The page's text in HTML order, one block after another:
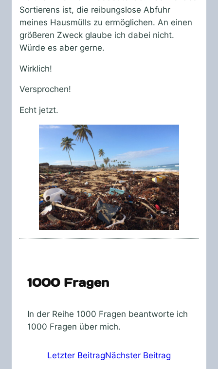
Sortierens ist, die reibungslose Abfuhr
meines Hausmülls zu ermöglichen. An einen
größeren Zweck glaube ich dabei nicht.
Würde es aber gerne.
Wirklich!
Versprochen!
Echt jetzt.
1000 Fragen
In der Reihe 1000 Fragen beantworte ich
1000 Fragen über mich.
Letzter BeitragNächster Beitrag